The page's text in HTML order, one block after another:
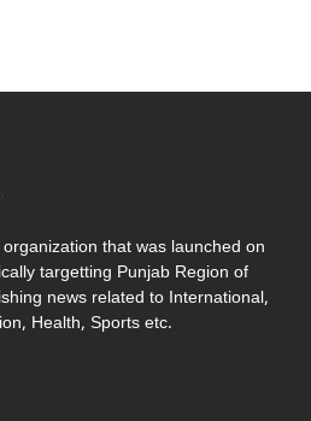
that was launched on
targetting Punjab Region of
news related to International,
Health, Sports etc.